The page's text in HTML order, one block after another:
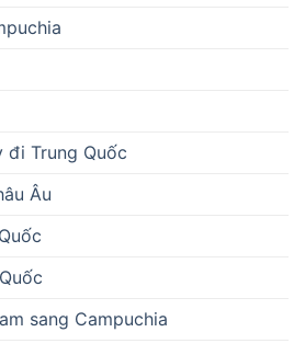
đi Trung Quốc
Âu
sang Campuchia